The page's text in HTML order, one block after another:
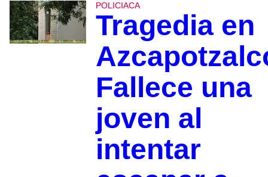
POLICIACA
Tragedia en
Fallece una
joven al
intentar